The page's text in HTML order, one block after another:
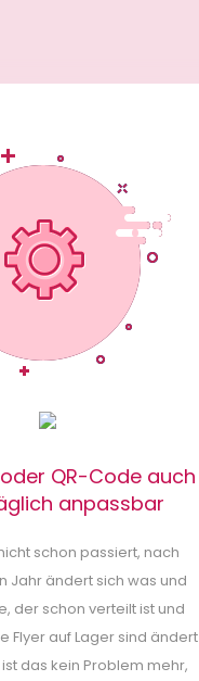
QR-Code auch
anpassbar
schon passiert, nach
Jahr ändert sich was und
der schon verteilt ist und
Flyer auf Lager sind ändert
das kein Problem mehr,